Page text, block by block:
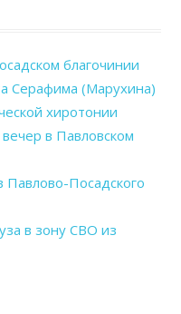
благочинии
Серафима (Марухина)
хиротонии
в Павловском
Посадского
в зону СВО из